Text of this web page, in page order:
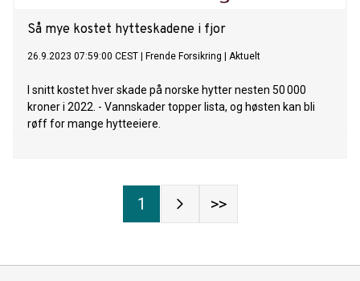
Så mye kostet hytteskadene i fjor
26.9.2023 07:59:00 CEST Frende Forsikring Aktuelt
I snitt kostet hver skade på norske hytter nesten 50 000
kroner i 2022. - Vannskader topper lista, og høsten kan bli
røff for mange hytteeiere.
1 >>